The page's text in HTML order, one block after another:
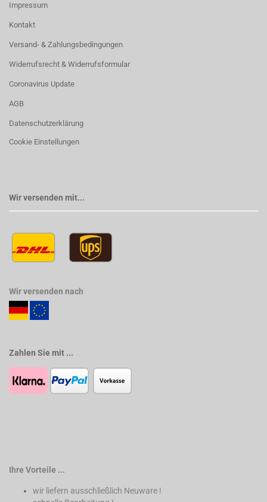
Impressum
Kontakt
Versand- & Zahlungsbedingungen
Widerrufsrecht & Widerrufsformular
Coronavirus Update
AGB
Datenschutzerklärung
Cookie Einstellungen
Wir versenden mit...
Wir versenden nach
Zahlen Sie mit ...
Ihre Vorteile ...
wir liefern ausschließlich Neuware !